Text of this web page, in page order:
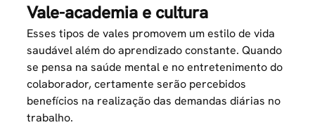
Vale-academia e cultura
Esses tipos de vales promovem um estilo de vida
saudável além do aprendizado constante. Quando
se pensa na saúde mental e no entretenimento do
colaborador, certamente serão percebidos
benefícios na realização das demandas diárias no
trabalho.